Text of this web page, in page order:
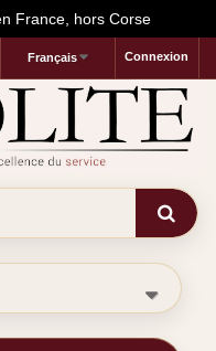
France, hors Corse
Connexion
Français